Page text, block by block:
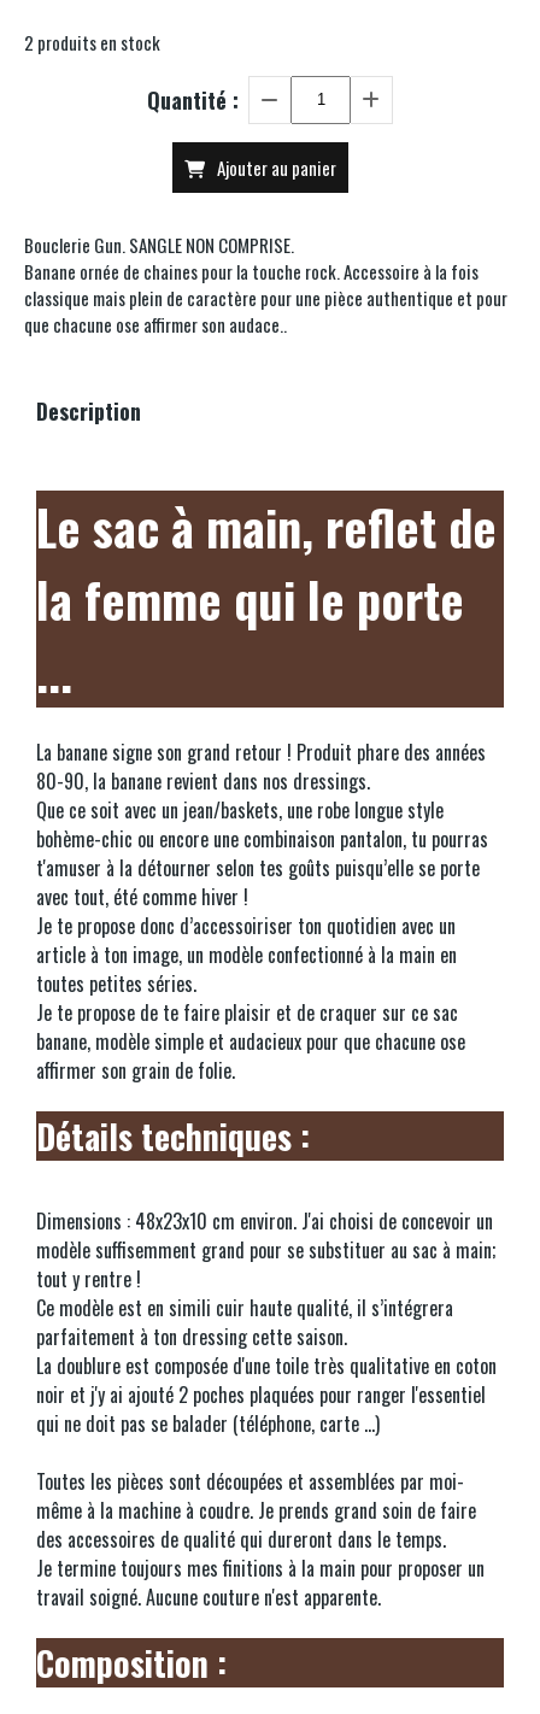
2 produits en stock
Quantité :
Ajouter au panier
Bouclerie Gun. SANGLE NON COMPRISE.
Banane ornée de chaines pour la touche rock. Accessoire à la fois
classique mais plein de caractère pour une pièce authentique et pour
que chacune ose affirmer son audace..
Description
Le sac à main, reflet de
la femme qui le porte
...
La banane signe son grand retour ! Produit phare des années
80-90, la banane revient dans nos dressings.
Que ce soit avec un jean/baskets, une robe longue style
bohème-chic ou encore une combinaison pantalon, tu pourras
t'amuser à la détourner selon tes goûts puisqu’elle se porte
avec tout, été comme hiver !
Je te propose donc d’accessoiriser ton quotidien avec un
article à ton image, un modèle confectionné à la main en
toutes petites séries.
Je te propose de te faire plaisir et de craquer sur ce sac
banane, modèle simple et audacieux pour que chacune ose
affirmer son grain de folie.
Détails techniques :
Dimensions : 48x23x10 cm environ. J'ai choisi de concevoir un
modèle suffisemment grand pour se substituer au sac à main;
tout y rentre !
Ce modèle est en simili cuir haute qualité, il s’intégrera
parfaitement à ton dressing cette saison.
La doublure est composée d'une toile très qualitative en coton
noir et j'y ai ajouté 2 poches plaquées pour ranger l'essentiel
qui ne doit pas se balader (téléphone, carte ...)
Toutes les pièces sont découpées et assemblées par moi-
même à la machine à coudre. Je prends grand soin de faire
des accessoires de qualité qui dureront dans le temps.
Je termine toujours mes finitions à la main pour proposer un
travail soigné. Aucune couture n'est apparente.
Composition :